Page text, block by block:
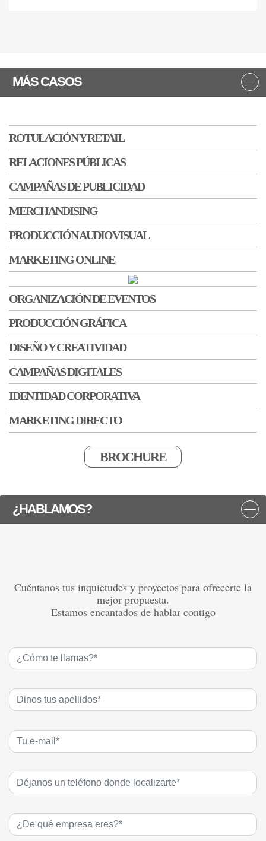
MÁS CASOS
ROTULACIÓN Y RETAIL
RELACIONES PÚBLICAS
CAMPAÑAS DE PUBLICIDAD
MERCHANDISING
PRODUCCIÓN AUDIOVISUAL
MARKETING ONLINE
ORGANIZACIÓN DE EVENTOS
PRODUCCIÓN GRÁFICA
DISEÑO Y CREATIVIDAD
CAMPAÑAS DIGITALES
IDENTIDAD CORPORATIVA
MARKETING DIRECTO
BROCHURE
¿HABLAMOS?
Cuéntanos tus inquietudes y proyectos para ofrecerte la
mejor propuesta.
Estamos encantados de hablar contigo